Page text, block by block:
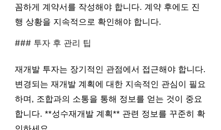
꼼하게 계약서를 작성해야 합니다. 계약 후에도 진
행 상황을 지속적으로 확인해야 합니다.
### 투자 후 관리 팁
재개발 투자는 장기적인 관점에서 접근해야 합니다.
변경되는 재개발 계획에 대한 지속적인 관심이 필요
하며, 조합과의 소통을 통해 정보를 얻는 것이 중요
합니다. **성수재개발 계획** 관련 정보를 꾸준히 확